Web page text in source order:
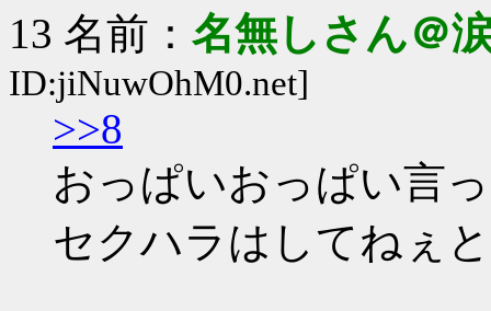
13 名前： 名無しさん＠
ID:jiNuwOhM0.net]
>>8
おっぱいおっぱい言
セクハラはしてねぇ